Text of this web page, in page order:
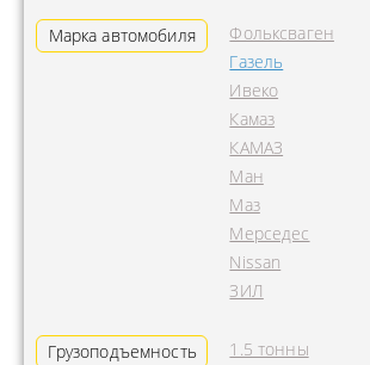
Марка автомобиля
Фольксваген
Газель
Ивеко
Камаз
КАМАЗ
Ман
Маз
Мерседес
Nissan
ЗИЛ
Грузоподъемность
1.5 тонны